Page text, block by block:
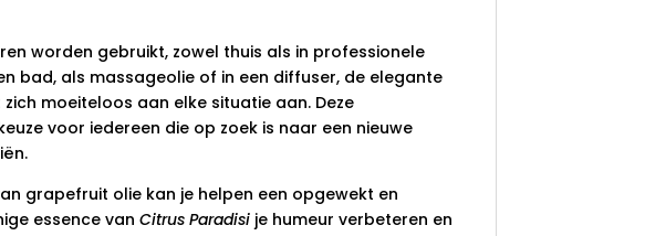
worden gebruikt, zowel thuis als in professionele
bad, als massageolie of in een diffuser, de elegante
moeiteloos aan elke situatie aan. Deze
voor iedereen die op zoek is naar een nieuwe
grapefruit olie kan je helpen een opgewekt en
essence van Citrus Paradisije humeur verbeteren en